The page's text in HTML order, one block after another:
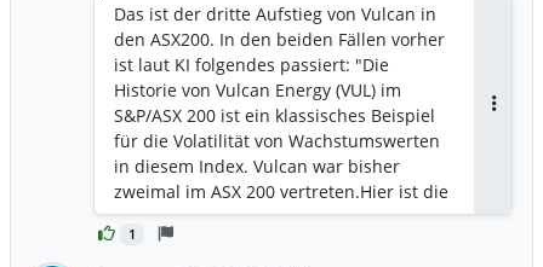
1
Das ist der dritte Aufstieg von Vulcan in
den ASX200. In den beiden Fällen vorher
ist laut KI folgendes passiert: "Die
Historie von Vulcan Energy (VUL) im
S&P/ASX 200 ist ein klassisches Beispiel
für die Volatilität von Wachstumswerten
in diesem Index. Vulcan war bisher
zweimal im ASX 200 vertreten. ​Hier ist die
detaillierte Auswertung der Aufnahmen
und der jeweiligen Kursentwicklung